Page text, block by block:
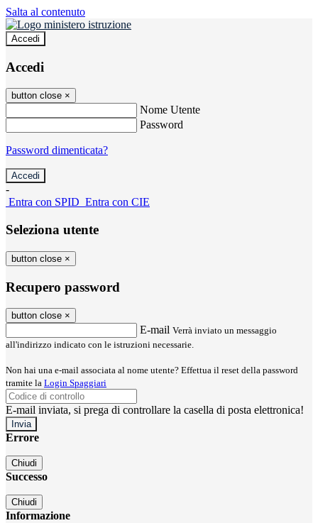
Salta al contenuto
Accedi
Accedi
button close ×
Nome Utente
Password
Password dimenticata?
-
Entra con SPID Entra con CIE
Seleziona utente
button close ×
Recupero password
button close ×
E-mail Verrà inviato un messaggio
all'indirizzo indicato con le istruzioni necessarie.
Non hai una e-mail associata al nome utente? Effettua il reset della password
tramite la Login Spaggiari
E-mail inviata, si prega di controllare la casella di posta elettronica!
Errore
Chiudi
Successo
Chiudi
Informazione